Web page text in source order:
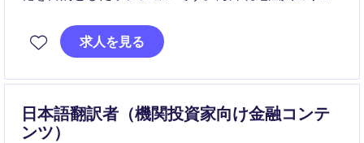
を行う即戦力プレーヤーとして活躍いただきます。
求人を見る
日本語翻訳者（機関投資家向け金融コンテ
ンツ）